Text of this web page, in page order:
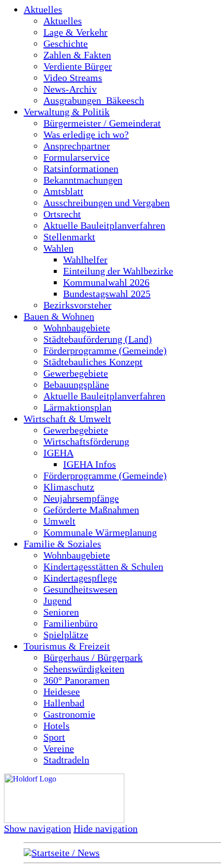
Aktuelles
Aktuelles
Lage & Verkehr
Geschichte
Zahlen & Fakten
Verdiente Bürger
Video Streams
News-Archiv
Ausgrabungen_Bäkeesch
Verwaltung & Politik
Bürgermeister / Gemeinderat
Was erledige ich wo?
Ansprechpartner
Formularservice
Ratsinformationen
Bekanntmachungen
Amtsblatt
Ausschreibungen und Vergaben
Ortsrecht
Aktuelle Bauleitplanverfahren
Stellenmarkt
Wahlen
Wahlhelfer
Einteilung der Wahlbezirke
Kommunalwahl 2026
Bundestagswahl 2025
Bezirksvorsteher
Bauen & Wohnen
Wohnbaugebiete
Städtebauförderung (Land)
Förderprogramme (Gemeinde)
Städtebauliches Konzept
Gewerbegebiete
Bebauungspläne
Aktuelle Bauleitplanverfahren
Lärmaktionsplan
Wirtschaft & Umwelt
Gewerbegebiete
Wirtschaftsförderung
IGEHA
IGEHA Infos
Förderprogramme (Gemeinde)
Klimaschutz
Neujahrsempfänge
Geförderte Maßnahmen
Umwelt
Kommunale Wärmeplanung
Familie & Soziales
Wohnbaugebiete
Kindertagesstätten & Schulen
Kindertagespflege
Gesundheitswesen
Jugend
Senioren
Familienbüro
Spielplätze
Tourismus & Freizeit
Bürgerhaus / Bürgerpark
Sehenswürdigkeiten
360° Panoramen
Heidesee
Hallenbad
Gastronomie
Hotels
Sport
Vereine
Stadtradeln
Show navigation Hide navigation
Startseite / News